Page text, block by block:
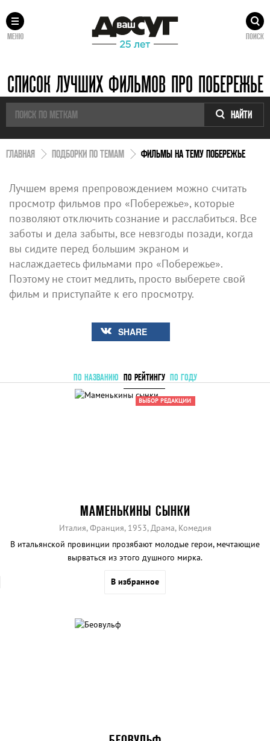
МЕНЮ ПОИСК
СПИСОК ЛУЧШИХ ФИЛЬМОВ ПРО ПОБЕРЕЖЬЕ
НАЙТИ
ГЛАВНАЯ ПОДБОРКИ ПО ТЕМАМ ФИЛЬМЫ НА ТЕМУ ПОБЕРЕЖЬЕ
Лучшем время препровождением можно считать
просмотр фильмов про «Побережье», которые
позволяют отключить сознание и расслабиться. Все
заботы и дела забыты, все невзгоды позади, когда
вы сидите перед большим экраном и
наслаждаетесь фильмами про «Побережье».
Поэтому не стоит медлить, просто выберете свой
фильм и приступайте к его просмотру.
SHARE
ПО НАЗВАНИЮ ПО РЕЙТИНГУ ПО ГОДУ
ВЫБОР РЕДАКЦИИ
МАМЕНЬКИНЫ СЫНКИ
Италия, Франция, 1953, Драма, Комедия
В итальянской провинции прозябают молодые герои, мечтающие
вырваться из этого душного мирка.
В избранное